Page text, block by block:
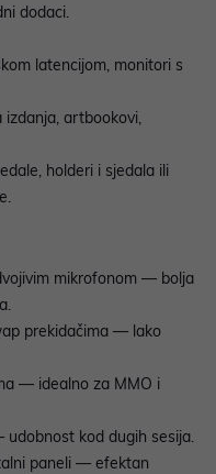
dodaci.
latencijom, monitori s
izdanja, artbookovi,
holderi i sjedala ili
mikrofonom — bolja
prekidačima — lako
— idealno za MMO i
kod dugih sesija.
paneli — efektan